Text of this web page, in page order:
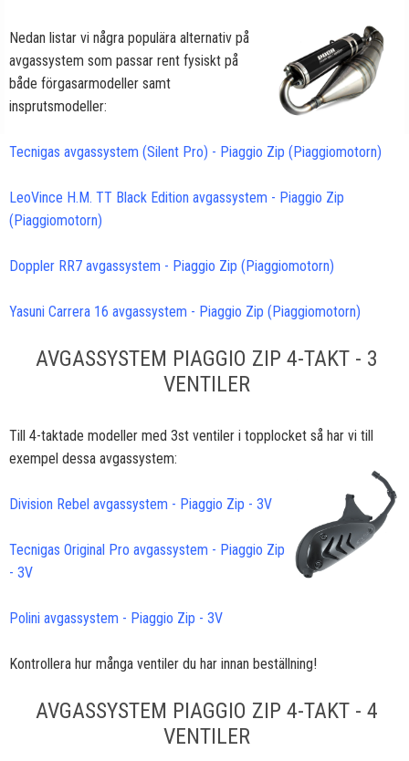
Nedan listar vi några populära alternativ på
avgassystem som passar rent fysiskt på
både förgasarmodeller samt
insprutsmodeller:
Tecnigas avgassystem (Silent Pro) - Piaggio Zip (Piaggiomotorn)
LeoVince H.M. TT Black Edition avgassystem - Piaggio Zip
(Piaggiomotorn)
Doppler RR7 avgassystem - Piaggio Zip (Piaggiomotorn)
Yasuni Carrera 16 avgassystem - Piaggio Zip (Piaggiomotorn)
AVGASSYSTEM PIAGGIO ZIP 4-TAKT - 3
VENTILER
Till 4-taktade modeller med 3st ventiler i topplocket så har vi till
exempel dessa avgassystem:
Division Rebel avgassystem - Piaggio Zip - 3V
Tecnigas Original Pro avgassystem - Piaggio Zip
- 3V
Polini avgassystem - Piaggio Zip - 3V
Kontrollera hur många ventiler du har innan beställning!
AVGASSYSTEM PIAGGIO ZIP 4-TAKT - 4
VENTILER